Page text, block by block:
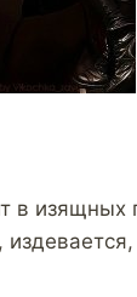
изящных